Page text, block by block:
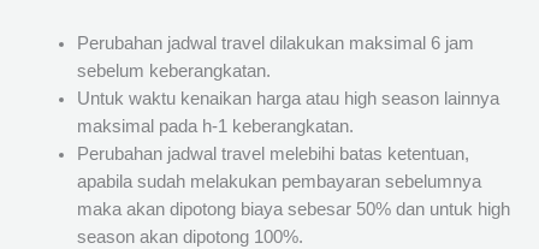
Perubahan jadwal travel dilakukan maksimal 6 jam
sebelum keberangkatan.
Untuk waktu kenaikan harga atau high season lainnya
maksimal pada h-1 keberangkatan.
Perubahan jadwal travel melebihi batas ketentuan,
apabila sudah melakukan pembayaran sebelumnya
maka akan dipotong biaya sebesar 50% dan untuk high
season akan dipotong 100%.